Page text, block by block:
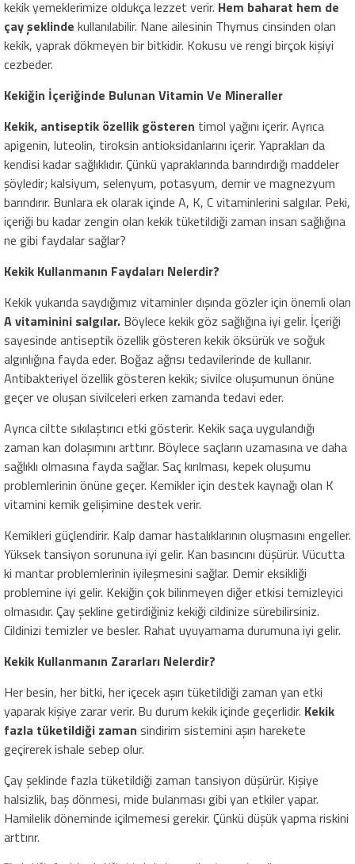
kekik yemeklerimize oldukça lezzet verir. Hem baharat hem de
çay şeklinde kullanılabilir. Nane ailesinin Thymus cinsinden olan
kekik, yaprak dökmeyen bir bitkidir. Kokusu ve rengi birçok kişiyi
cezbeder.
Kekiğin İçeriğinde Bulunan Vitamin Ve Mineraller
Kekik, antiseptik özellik gösteren timol yağını içerir. Ayrıca
apigenin, luteolin, tiroksin antioksidanlarını içerir. Yaprakları da
kendisi kadar sağlıklıdır. Çünkü yapraklarında barındırdığı maddeler
şöyledir; kalsiyum, selenyum, potasyum, demir ve magnezyum
barındırır. Bunlara ek olarak içinde A, K, C vitaminlerini salgılar. Peki,
içeriği bu kadar zengin olan kekik tüketildiği zaman insan sağlığına
ne gibi faydalar sağlar?
Kekik Kullanmanın Faydaları Nelerdir?
Kekik yukarıda saydığımız vitaminler dışında gözler için önemli olan
A vitaminini salgılar. Böylece kekik göz sağlığına iyi gelir. İçeriği
sayesinde antiseptik özellik gösteren kekik öksürük ve soğuk
algınlığına fayda eder. Boğaz ağrısı tedavilerinde de kullanır.
Antibakteriyel özellik gösteren kekik; sivilce oluşumunun önüne
geçer ve oluşan sivilceleri erken zamanda tedavi eder.
Ayrıca ciltte sıkılaştırıcı etki gösterir. Kekik saça uygulandığı
zaman kan dolaşımını arttırır. Böylece saçların uzamasına ve daha
sağlıklı olmasına fayda sağlar. Saç kırılması, kepek oluşumu
problemlerinin önüne geçer. Kemikler için destek kaynağı olan K
vitamini kemik gelişimine destek verir.
Kemikleri güçlendirir. Kalp damar hastalıklarının oluşmasını engeller.
Yüksek tansiyon sorununa iyi gelir. Kan basıncını düşürür. Vücutta
ki mantar problemlerinin iyileşmesini sağlar. Demir eksikliği
problemine iyi gelir. Kekiğin çok bilinmeyen diğer etkisi temizleyici
olmasıdır. Çay şekline getirdiğiniz kekiği cildinize sürebilirsiniz.
Cildinizi temizler ve besler. Rahat uyuyamama durumuna iyi gelir.
Kekik Kullanmanın Zararları Nelerdir?
Her besin, her bitki, her içecek aşırı tüketildiği zaman yan etki
yaparak kişiye zarar verir. Bu durum kekik içinde geçerlidir. Kekik
fazla tüketildiği zaman sindirim sistemini aşırı harekete
geçirerek ishale sebep olur.
Çay şeklinde fazla tüketildiği zaman tansiyon düşürür. Kişiye
halsizlik, baş dönmesi, mide bulanması gibi yan etkiler yapar.
Hamilelik döneminde içilmemesi gerekir. Çünkü düşük yapma riskini
arttırır.